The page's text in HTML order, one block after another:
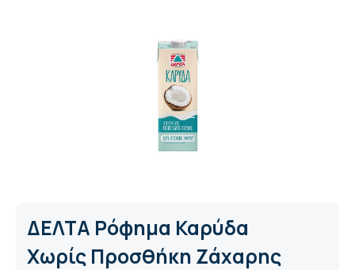
ΔΕΛΤΑ Ρόφημα Καρύδα
Χωρίς Προσθήκη Ζάχαρης